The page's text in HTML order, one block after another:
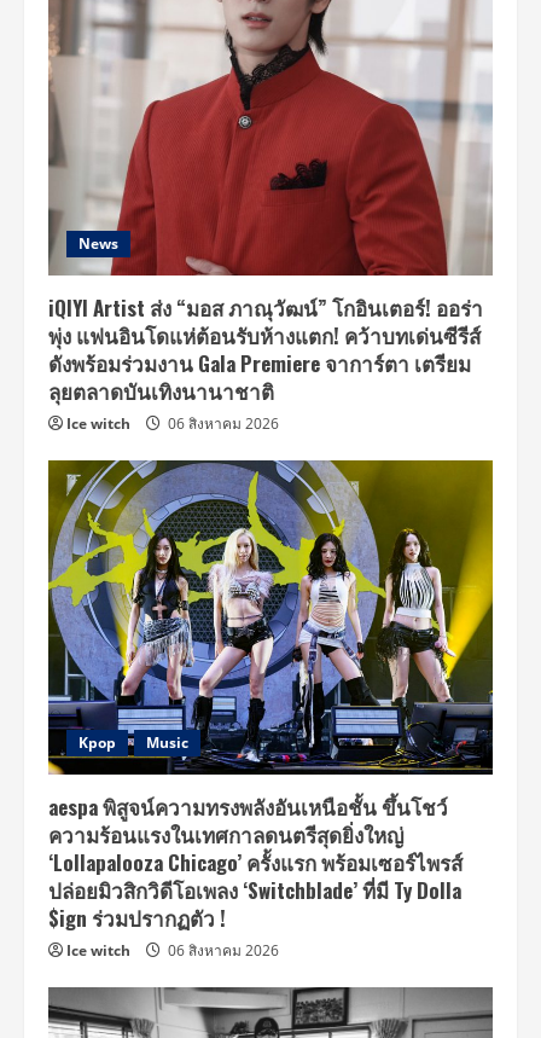
News
iQIYI Artist ส่ง “มอส ภาณุวัฒน์” โกอินเตอร์! ออร่า
พุ่ง แฟนอินโดแห่ต้อนรับห้างแตก! คว้าบทเด่นซีรีส์
ดังพร้อมร่วมงาน Gala Premiere จาการ์ตา เตรียม
ลุยตลาดบันเทิงนานาชาติ
Ice witch 06 สิงหาคม 2026
Kpop Music
aespa พิสูจน์ความทรงพลังอันเหนือชั้น ขึ้นโชว์
ความร้อนแรงในเทศกาลดนตรีสุดยิ่งใหญ่
‘Lollapalooza Chicago’ ครั้งแรก พร้อมเซอร์ไพรส์
ปล่อยมิวสิกวิดีโอเพลง ‘Switchblade’ ที่มี Ty Dolla
$ign ร่วมปรากฏตัว !
Ice witch 06 สิงหาคม 2026